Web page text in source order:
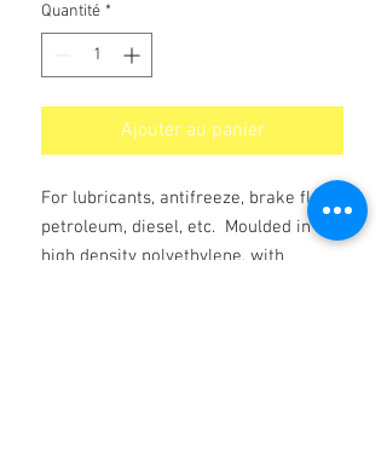
Quantité *
Ajouter au panier
For lubricants, antifreeze, brake fluid,
petroleum, diesel, etc. Moulded in
high density polyethylene, with